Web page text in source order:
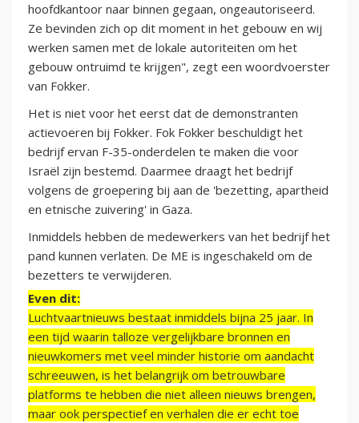
hoofdkantoor naar binnen gegaan, ongeautoriseerd.
Ze bevinden zich op dit moment in het gebouw en wij
werken samen met de lokale autoriteiten om het
gebouw ontruimd te krijgen", zegt een woordvoerster
van Fokker.
Het is niet voor het eerst dat de demonstranten
actievoeren bij Fokker. Fok Fokker beschuldigt het
bedrijf ervan F-35-onderdelen te maken die voor
Israël zijn bestemd. Daarmee draagt het bedrijf
volgens de groepering bij aan de 'bezetting, apartheid
en etnische zuivering' in Gaza.
Inmiddels hebben de medewerkers van het bedrijf het
pand kunnen verlaten. De ME is ingeschakeld om de
bezetters te verwijderen.
Even dit:
Luchtvaartnieuws bestaat inmiddels bijna 25 jaar. In
een tijd waarin talloze vergelijkbare bronnen en
nieuwkomers met veel minder historie om aandacht
schreeuwen, is het belangrijk om betrouwbare
platforms te hebben die niet alleen nieuws brengen,
maar ook perspectief en verhalen die er echt toe